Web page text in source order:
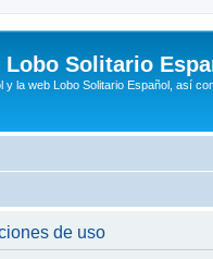
Solitario
la web Lobo Solitario Español, así
de uso